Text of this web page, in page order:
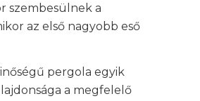
szembesülnek a
az első nagyobb eső
pergola egyik
a megfelelő